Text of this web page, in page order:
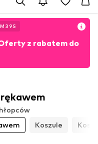
M 37S
z rabatem do
rękawem
Koszule